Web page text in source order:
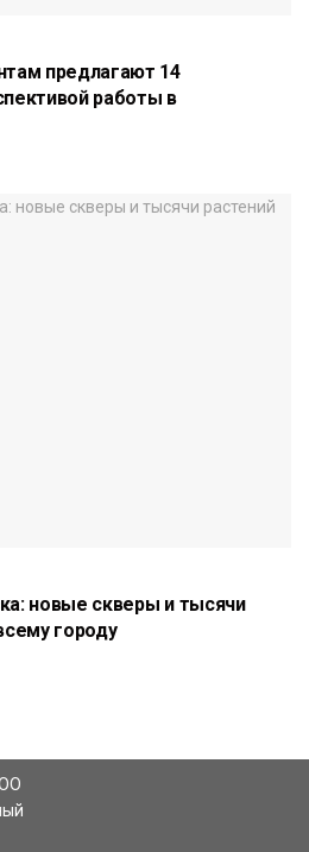
предлагают 14
работы в
новые скверы и тысячи
городу